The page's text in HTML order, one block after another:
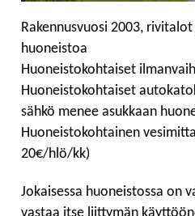
Rakennusvuosi 2003,
huoneistoa
Huoneistokohtaiset
Huoneistokohtaiset
sähkö menee asukkaan
Huoneistokohtainen
20€/hlö/kk)
Jokaisessa huoneistossa on